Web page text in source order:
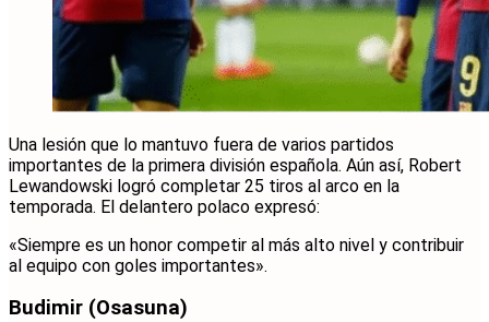
Una lesión que lo mantuvo fuera de varios partidos
importantes de la primera división española. Aún así, Robert
Lewandowski logró completar 25 tiros al arco en la
temporada. El delantero polaco expresó:
«Siempre es un honor competir al más alto nivel y contribuir
al equipo con goles importantes».
Budimir (Osasuna)